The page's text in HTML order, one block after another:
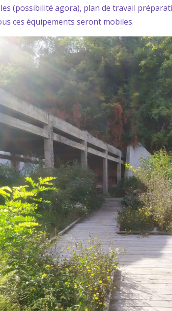
(possibilité agora), plan de travail
ces équipements seront mobiles.